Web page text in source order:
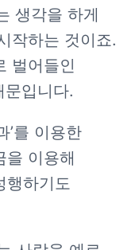
생각을 하게
작하는 것이죠.
벌어들인
입니다.
’를 이용한
을 이용해
행하기도